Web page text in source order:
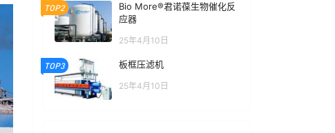
TOP2
Bio More®君诺葆生物催化反
应器
25年4月10日
TOP3 板框压滤机
25年4月10日